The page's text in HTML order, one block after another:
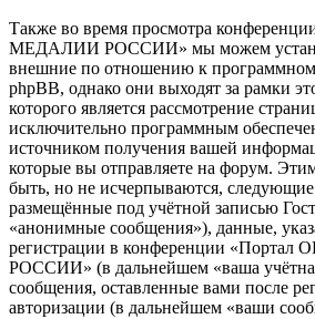
Также во время просмотра
МЕДАЛИИ РОССИИ» мы можем
внешние по отношению к
phpBB, однако они выходят за рамки
которого является рассмотрение
исключительно программным
источником получения вашей
которые вы отправляете на форум.
быть, но не исчерпываются,
размещённые под учётной записью
«анонимные сообщения»), данные,
регистрации в конференции
РОССИИ» (в дальнейшем «ваша
сообщения, оставленные вами после
авторизации (в дальнейшем «ваши